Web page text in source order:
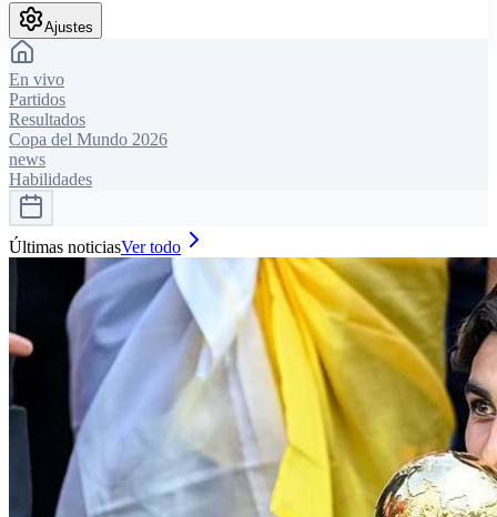
Ajustes
En vivo
Partidos
Resultados
Copa del Mundo 2026
news
Habilidades
Últimas noticiasVer todo